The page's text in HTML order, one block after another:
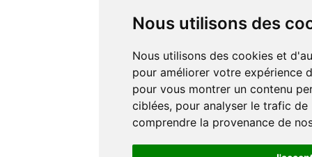
Nous utilisons des
Nous utilisons des cookies et d'autres technologies de suivi
pour améliorer votre expérience
pour vous montrer un contenu
ciblées, pour analyser le trafic
comprendre la provenance de